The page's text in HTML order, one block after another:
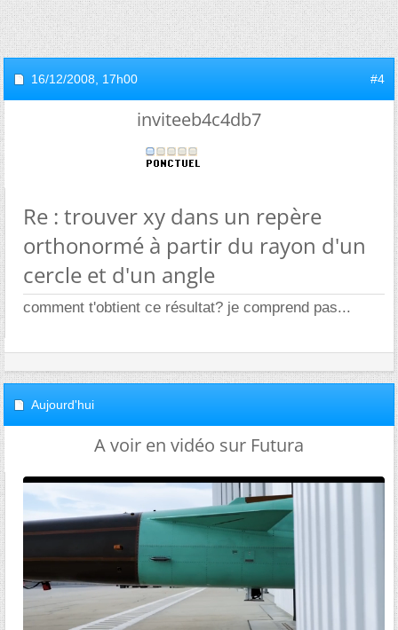
16/12/2008, 17h00 #4
inviteeb4c4db7
Re : trouver xy dans un repère
orthonormé à partir du rayon d'un
cercle et d'un angle
comment t'obtient ce résultat? je comprend pas...
Aujourd'hui
A voir en vidéo sur Futura